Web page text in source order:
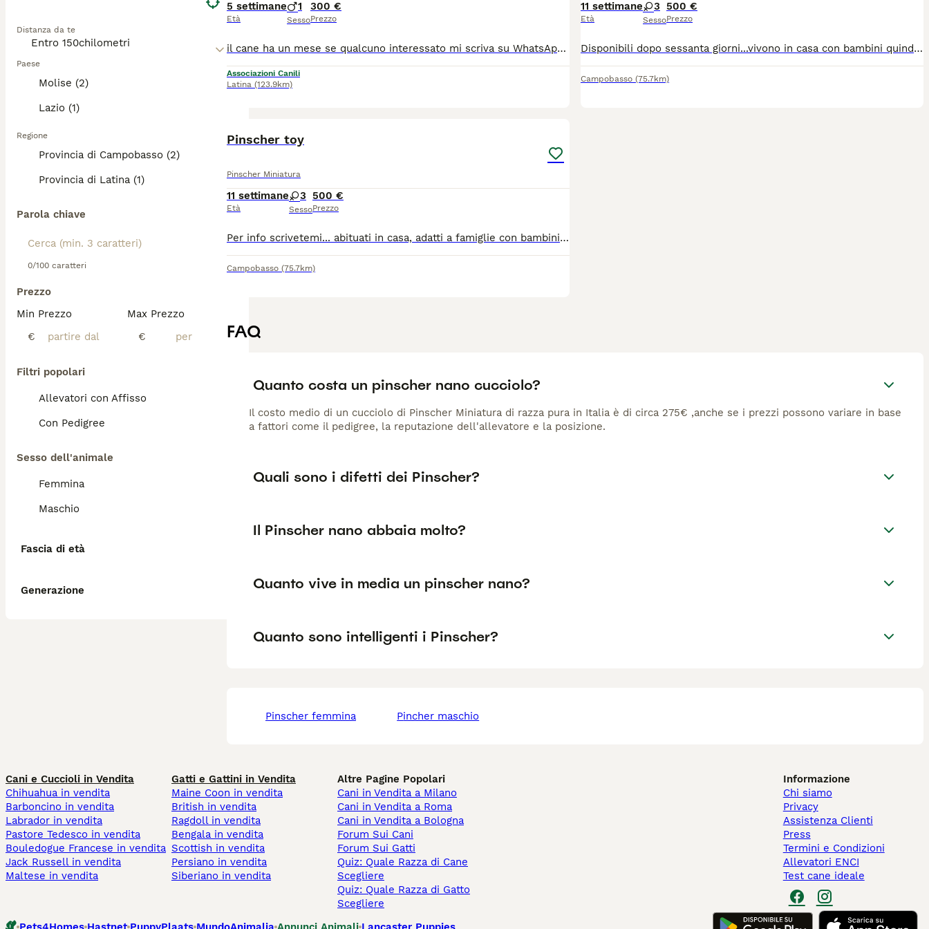
Distanza da te
Paese
Molise (2)
Lazio (1)
Regione
Provincia di Campobasso (2)
Provincia di Latina (1)
Parola chiave
0/100 caratteri
Prezzo
Min Prezzo
€
Max Prezzo
€
Filtri popolari
Allevatori con Affisso
Con Pedigree
Sesso dell'animale
Femmina
Maschio
Fascia di età
Generazione
5 settimane
Età
1
Sesso
300 €
Prezzo
il cane ha un mese se qualcuno interessato mi scriva su WhatsApp 3508587976 grazie mi trovo a latina centro
Associazioni Canili
Latina (123.9km)
11 settimane
Età
3
Sesso
500 €
Prezzo
Disponibili dopo sessanta giorni...vivono in casa con bambini quindi andarti sia a famiglie con bambini che per persone anziane per info contattatemi
Campobasso (75.7km)
Pinscher toy
Pinscher Miniatura
11 settimane
Età
3
Sesso
500 €
Prezzo
Per info scrivetemi... abituati in casa, adatti a famiglie con bambini e a persone anziane. I cuccioli saranno consegnati dopo 60 giorni
Campobasso (75.7km)
FAQ
Quanto costa un pinscher nano cucciolo?
Il costo medio di un cucciolo di Pinscher Miniatura di razza pura in Italia è di circa 275€ ,anche se i prezzi possono variare in base
a fattori come il pedigree, la reputazione dell'allevatore e la posizione.
Quali sono i difetti dei Pinscher?
Il Pinscher nano abbaia molto?
Quanto vive in media un pinscher nano?
Quanto sono intelligenti i Pinscher?
pinscher femmina pincher maschio
Cani e Cuccioli in Vendita
Chihuahua in vendita
Barboncino in vendita
Labrador in vendita
Pastore Tedesco in vendita
Bouledogue Francese in vendita
Jack Russell in vendita
Maltese in vendita
Gatti e Gattini in Vendita
Maine Coon in vendita
British in vendita
Ragdoll in vendita
Bengala in vendita
Scottish in vendita
Persiano in vendita
Siberiano in vendita
Altre Pagine Popolari
Cani in Vendita a Milano
Cani in Vendita a Roma
Cani in Vendita a Bologna
Forum Sui Cani
Forum Sui Gatti
Quiz: Quale Razza di Cane
Scegliere
Quiz: Quale Razza di Gatto
Scegliere
Informazione
Chi siamo
Privacy
Assistenza Clienti
Press
Termini e Condizioni
Allevatori ENCI
Test cane ideale